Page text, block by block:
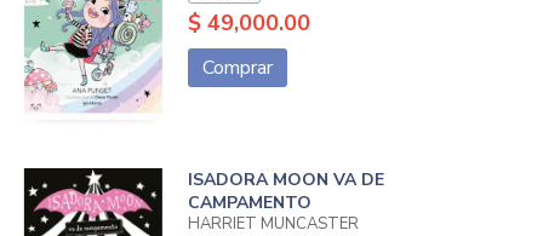
$ 49,000.00
Comprar
ISADORA MOON VA DE
CAMPAMENTO
HARRIET MUNCASTER